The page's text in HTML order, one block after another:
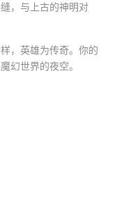
，与上古的神明对
，英雄为传奇。你的
幻世界的夜空。